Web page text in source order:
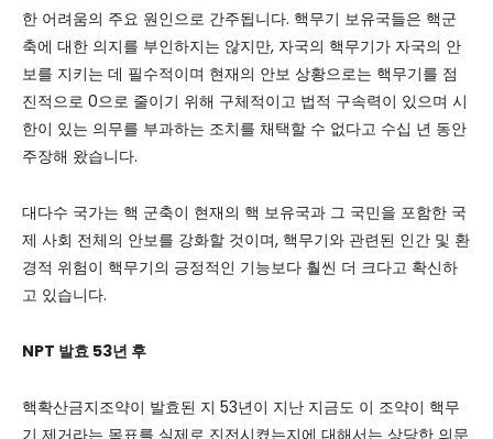
한 어려움의 주요 원인으로 간주됩니다. 핵무기 보유국들은 핵군
축에 대한 의지를 부인하지는 않지만, 자국의 핵무기가 자국의 안
보를 지키는 데 필수적이며 현재의 안보 상황으로는 핵무기를 점
진적으로 0으로 줄이기 위해 구체적이고 법적 구속력이 있으며 시
한이 있는 의무를 부과하는 조치를 채택할 수 없다고 수십 년 동안
주장해 왔습니다.
대다수 국가는 핵 군축이 현재의 핵 보유국과 그 국민을 포함한 국
제 사회 전체의 안보를 강화할 것이며, 핵무기와 관련된 인간 및 환
경적 위험이 핵무기의 긍정적인 기능보다 훨씬 더 크다고 확신하
고 있습니다.
NPT 발효 53년 후
핵확산금지조약이 발효된 지 53년이 지난 지금도 이 조약이 핵무